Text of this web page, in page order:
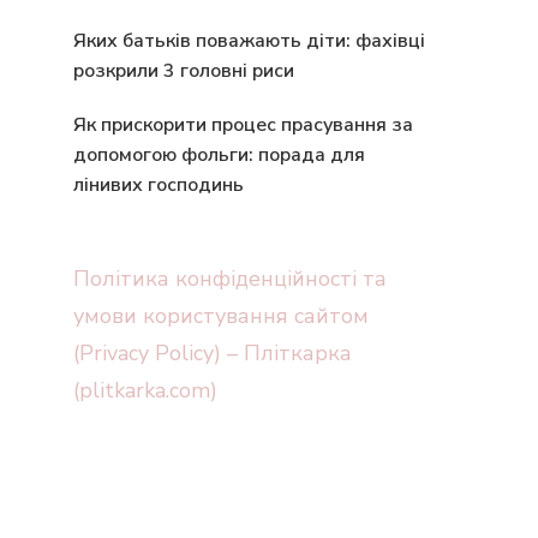
Яких батьків поважають діти: фахівці
розкрили 3 головні риси
Як прискорити процес прасування за
допомогою фольги: порада для
лінивих господинь
Політика конфіденційності та
умови користування сайтом
(Privacy Policy) – Пліткарка
(plitkarka.com)